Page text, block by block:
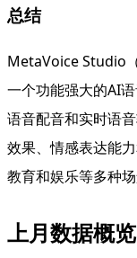
总结
MetaVoice Studio
一个功能强大的AI
语音配音和实时语
效果、情感表达能
教育和娱乐等多种场
上月数据概览